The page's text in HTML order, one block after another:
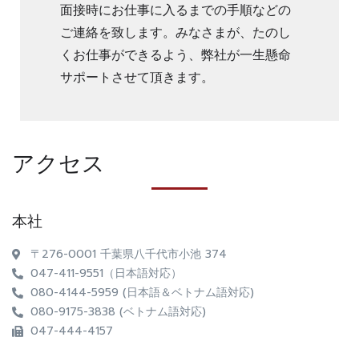
面接時にお仕事に入るまでの手順などの
ご連絡を致します。みなさまが、たのし
くお仕事ができるよう、弊社が一生懸命
サポートさせて頂きます。
アクセス
本社
〒276-0001 千葉県八千代市小池 374
047-411-9551（日本語対応）
080-4144-5959 (日本語＆ベトナム語対応)
080-9175-3838 (ベトナム語対応)
047-444-4157